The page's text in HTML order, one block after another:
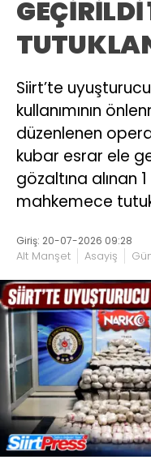
GEÇİRİLDİ
Siirt’te
kullanımının
düzenlenen
kubar esrar ele
gözaltına alınan 1
mahkemece
Giriş: 20-07-2026 09:28
Alt Manşet Asayiş